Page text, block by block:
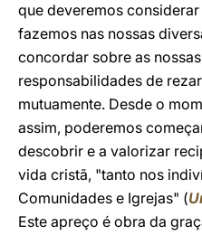
que deveremos
fazemos nas nossas
concordar sobre as
responsabilidades de
mutuamente. Desde o
assim, poderemos
descobrir e a valorizar
vida cristã, "tanto nos
Comunidades e Igrejas" (
Este apreço é obra da